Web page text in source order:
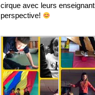
cirque avec leurs
perspective!